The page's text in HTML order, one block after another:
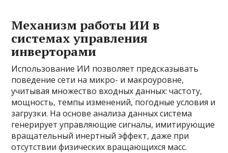
Механизм работы ИИ в
системах управления
инверторами
Использование ИИ позволяет предсказывать
поведение сети на микро- и макроуровне,
учитывая множество входных данных: частоту,
мощность, темпы изменений, погодные условия и
загрузки. На основе анализа данных система
генерирует управляющие сигналы, имитирующие
вращательный инертный эффект, даже при
отсутствии физических вращающихся масс.